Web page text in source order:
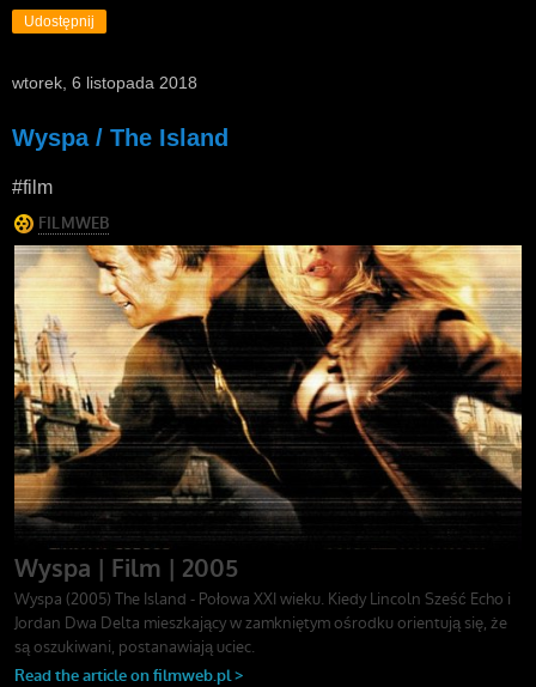
Udostępnij
wtorek, 6 listopada 2018
Wyspa / The Island
#film